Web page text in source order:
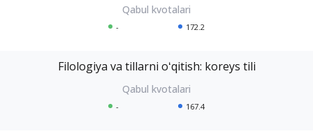
- 172.2
Filologiya va tillarni oʻqitish: koreys tili
- 167.4